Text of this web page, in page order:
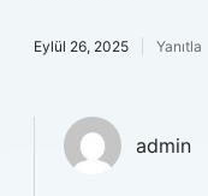
Eylül 26, 2025 Yanıtla
admin